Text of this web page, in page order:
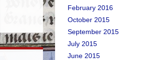
February 2016
October 2015
September 2015
July 2015
June 2015